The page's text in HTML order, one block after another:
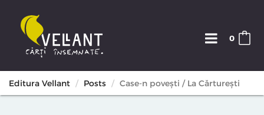
0
Editura Vellant Posts Case-n povești / La Cărturești